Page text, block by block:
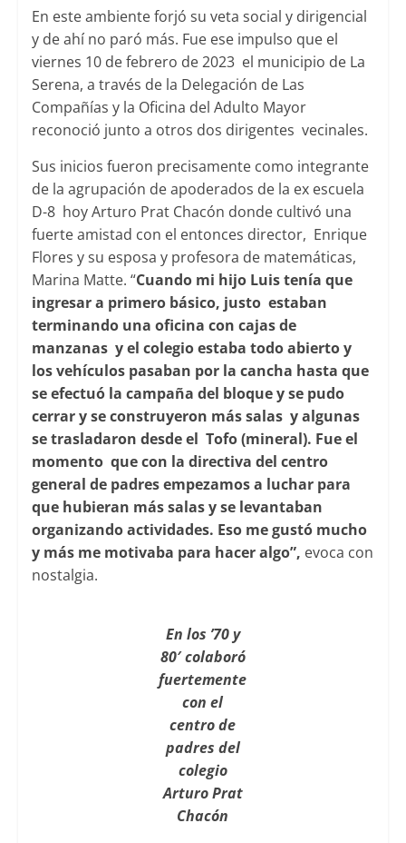
En este ambiente forjó su veta social y dirigencial
y de ahí no paró más. Fue ese impulso que el
viernes 10 de febrero de 2023 el municipio de La
Serena, a través de la Delegación de Las
Compañías y la Oficina del Adulto Mayor
reconoció junto a otros dos dirigentes vecinales.
Sus inicios fueron precisamente como integrante
de la agrupación de apoderados de la ex escuela
D-8 hoy Arturo Prat Chacón donde cultivó una
fuerte amistad con el entonces director, Enrique
Flores y su esposa y profesora de matemáticas,
Marina Matte. “Cuando mi hijo Luis tenía que
ingresar a primero básico, justo estaban
terminando una oficina con cajas de
manzanas y el colegio estaba todo abierto y
los vehículos pasaban por la cancha hasta que
se efectuó la campaña del bloque y se pudo
cerrar y se construyeron más salas y algunas
se trasladaron desde el Tofo (mineral). Fue el
momento que con la directiva del centro
general de padres empezamos a luchar para
que hubieran más salas y se levantaban
organizando actividades. Eso me gustó mucho
y más me motivaba para hacer algo”, evoca con
nostalgia.
En los ’70 y
80′ colaboró
fuertemente
con el
centro de
padres del
colegio
Arturo Prat
Chacón